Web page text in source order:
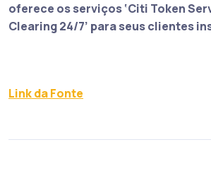
oferece os serviços ‘Citi Token
Clearing 24/7’ para seus clientes
Link da Fonte